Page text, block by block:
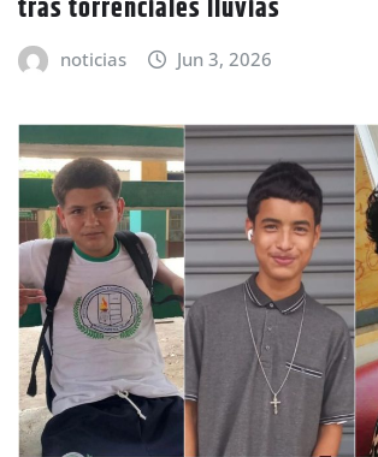
tras torrenciales lluvias
noticias Jun 3, 2026